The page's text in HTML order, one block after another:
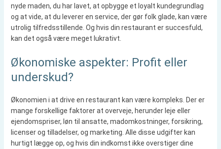
nyde maden, du har lavet, at opbygge et loyalt kundegrundlag
og at vide, at du leverer en service, der gør folk glade, kan være
utrolig tilfredsstillende. Og hvis din restaurant er succesfuld,
kan det også være meget lukrativt.
Økonomiske aspekter: Profit eller
underskud?
Økonomien i at drive en restaurant kan være kompleks. Der er
mange forskellige faktorer at overveje, herunder leje eller
ejendomspriser, løn til ansatte, madomkostninger, forsikring,
licenser og tilladelser, og marketing. Alle disse udgifter kan
hurtigt lægge op, og hvis din indkomst ikke overstiger dine